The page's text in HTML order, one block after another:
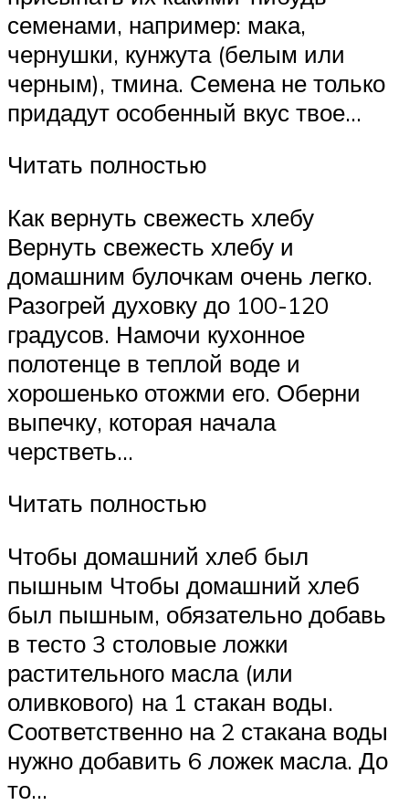
семенами, например: мака,
чернушки, кунжута (белым или
черным), тмина. Семена не только
придадут особенный вкус твое…
Читать полностью
Как вернуть свежесть хлебу
Вернуть свежесть хлебу и
домашним булочкам очень легко.
Разогрей духовку до 100-120
градусов. Намочи кухонное
полотенце в теплой воде и
хорошенько отожми его. Оберни
выпечку, которая начала
черстветь…
Читать полностью
Чтобы домашний хлеб был
пышным Чтобы домашний хлеб
был пышным, обязательно добавь
в тесто 3 столовые ложки
растительного масла (или
оливкового) на 1 стакан воды.
Соответственно на 2 стакана воды
нужно добавить 6 ложек масла. До
то…